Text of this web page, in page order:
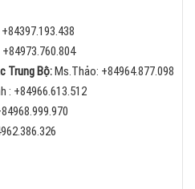
+84397.193.438
+84973.760.804
Trung Bộ: Ms.Thảo: +84964.877.098
: +84966.613.512
968.999.970
962.386.326